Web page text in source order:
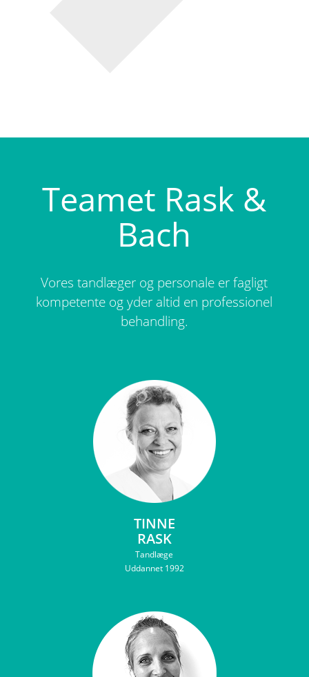
Teamet Rask &
Bach
Vores tandlæger og personale er fagligt
kompetente og yder altid en professionel
behandling.
TINNE
RASK
Tandlæge
Uddannet 1992